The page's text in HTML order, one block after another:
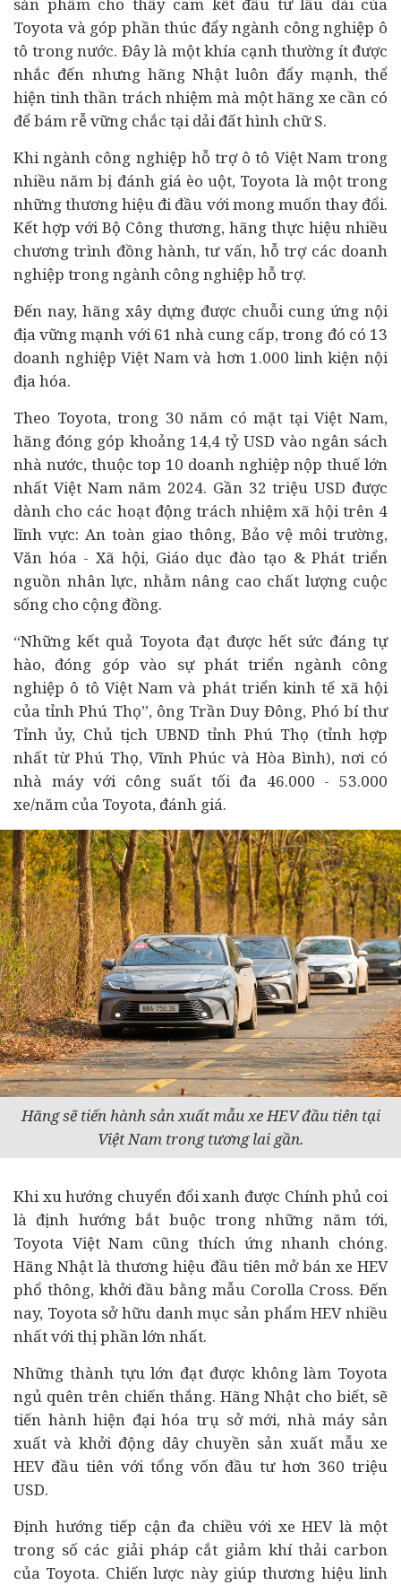
Toyota và góp phần thúc đẩy ngành công nghiệp ô
tô trong nước. Đây là một khía cạnh thường ít được
nhắc đến nhưng hãng Nhật luôn đẩy mạnh, thể
hiện tinh thần trách nhiệm mà một hãng xe cần có
để bám rễ vững chắc tại dải đất hình chữ S.
Khi ngành công nghiệp hỗ trợ ô tô Việt Nam trong
nhiều năm bị đánh giá èo uột, Toyota là một trong
những thương hiệu đi đầu với mong muốn thay đổi.
Kết hợp với Bộ Công thương, hãng thực hiệu nhiều
chương trình đồng hành, tư vấn, hỗ trợ các doanh
nghiệp trong ngành công nghiệp hỗ trợ.
Đến nay, hãng xây dựng được chuỗi cung ứng nội
địa vững mạnh với 61 nhà cung cấp, trong đó có 13
doanh nghiệp Việt Nam và hơn 1.000 linh kiện nội
địa hóa.
Theo Toyota, trong 30 năm có mặt tại Việt Nam,
hãng đóng góp khoảng 14,4 tỷ USD vào ngân sách
nhà nước, thuộc top 10 doanh nghiệp nộp thuế lớn
nhất Việt Nam năm 2024. Gần 32 triệu USD được
dành cho các hoạt động trách nhiệm xã hội trên 4
lĩnh vực: An toàn giao thông, Bảo vệ môi trường,
Văn hóa - Xã hội, Giáo dục đào tạo & Phát triển
nguồn nhân lực, nhằm nâng cao chất lượng cuộc
sống cho cộng đồng.
“Những kết quả Toyota đạt được hết sức đáng tự
hào, đóng góp vào sự phát triển ngành công
nghiệp ô tô Việt Nam và phát triểnkinh tế xã hội
của tỉnh Phú Thọ”, ông Trần Duy Đông, Phó bí thư
Tỉnh ủy, Chủ tịch UBND tỉnh Phú Thọ (tỉnh hợp
nhất từ Phú Thọ, Vĩnh Phúc và Hòa Bình), nơi có
nhà máy với công suất tối đa 46.000 - 53.000
xe/năm của Toyota, đánh giá.
Hãng sẽ tiến hành sản xuất mẫu xe HEV đầu tiên tại
Việt Nam trong tương lai gần.
Khi xu hướng chuyển đổi xanh được Chính phủ coi
là định hướng bắt buộc trong những năm tới,
Toyota Việt Nam cũng thích ứng nhanh chóng.
Hãng Nhật là thương hiệu đầu tiên mở bán xe HEV
phổ thông, khởi đầu bằng mẫu Corolla Cross. Đến
nay, Toyota sở hữu danh mục sản phẩm HEV nhiều
nhất với thị phần lớn nhất.
Những thành tựu lớn đạt được không làm Toyota
ngủ quên trên chiến thắng. Hãng Nhật cho biết, sẽ
tiến hành hiện đại hóa trụ sở mới, nhà máy sản
xuất và khởi động dây chuyền sản xuất mẫu xe
HEV đầu tiên với tổng vốn đầu tư hơn 360 triệu
USD.
Định hướng tiếp cận đa chiều với xe HEV là một
trong số các giải pháp cắt giảm khí thải carbon
của Toyota. Chiến lược này giúp thương hiệu linh